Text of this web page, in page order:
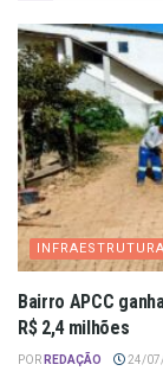
INFRAESTRUTURA
Bairro APCC
R$ 2,4 milhões
POR REDAÇÃO 24/